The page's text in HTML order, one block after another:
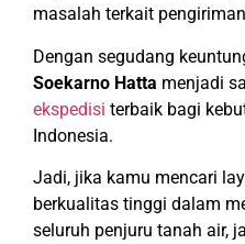
masalah terkait
Dengan segudang
Soekarno Hatta menjadi
ekspedisi terbaik bagi
Indonesia.
Jadi, jika kamu mencari
berkualitas tinggi dalam
seluruh penjuru tanah air,